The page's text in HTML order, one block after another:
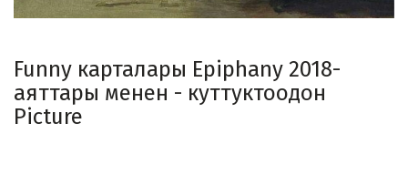
Funny карталары Epiphany 2018-
аяттары менен - ​​куттуктоодон
Picture